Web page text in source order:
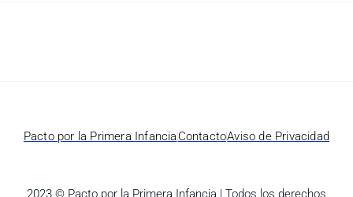
2023 © Pacto por la Primera Infancia | Todos los derechos
Pacto por la Primera Infancia ContactoAviso de Privacidad